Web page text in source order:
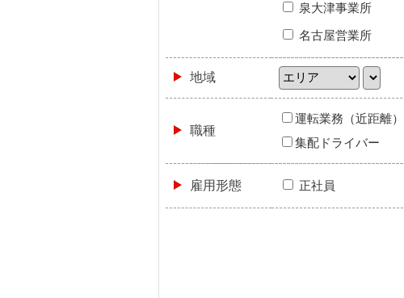
泉大津事業所
名古屋営業所
地域
職種
運転業務（近距離）
集配ドライバー
雇用形態 正社員